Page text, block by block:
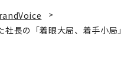
長の「着眼大局、着手小局」